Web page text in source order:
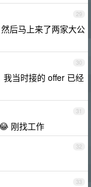
29
后马上来了两家大公
30
当时接的 offer 已经
31
刚找工作
32
33